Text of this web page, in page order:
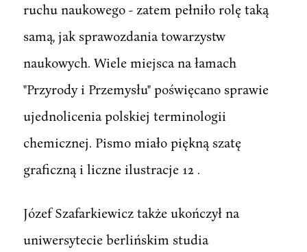
ruchu naukowego - zatem pełniło rolę taką
samą, jak sprawozdania towarzystw
naukowych. Wiele miejsca na łamach
"Przyrody i Przemysłu" poświęcano sprawie
ujednolicenia polskiej terminologii
chemicznej. Pismo miało piękną szatę
graficzną i liczne ilustracje 12 .
Józef Szafarkiewicz także ukończył na
uniwersytecie berlińskim studia